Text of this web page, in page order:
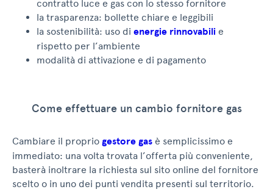
contratto luce e gas con lo stesso fornitore
la trasparenza: bollette chiare e leggibili
la sostenibilità: uso di energie rinnovabili e
rispetto per l’ambiente
modalità di attivazione e di pagamento
Come effettuare un cambio fornitore gas
Cambiare il proprio gestore gas è semplicissimo e
immediato: una volta trovata l’offerta più conveniente,
basterà inoltrare la richiesta sul sito online del fornitore
scelto o in uno dei punti vendita presenti sul territorio.